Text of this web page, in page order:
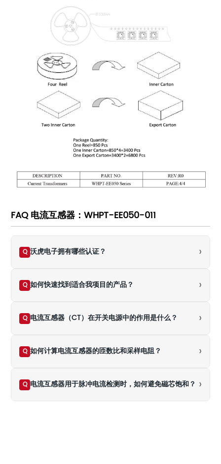
FAQ 电流互感器：WHPT-EE050-011
Q 沃虎电子拥有哪些认证？ ›
Q 如何快速找到适合我项目的产品？ ›
Q 电流互感器（CT）在开关电源中的作用是什么？ ›
Q 如何计算电流互感器的匝数比和采样电阻？ ›
Q 电流互感器用于脉冲电流检测时，如何避免磁芯饱和？ ›